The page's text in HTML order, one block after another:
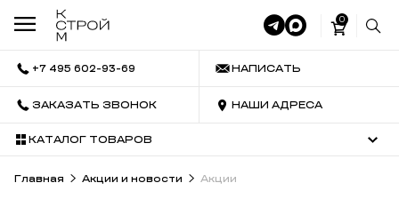
0
+7 495 602-93-69 НАПИСАТЬ
ЗАКАЗАТЬ ЗВОНОК НАШИ АДРЕСА
КАТАЛОГ ТОВАРОВ
Главная Акции и новости Акции